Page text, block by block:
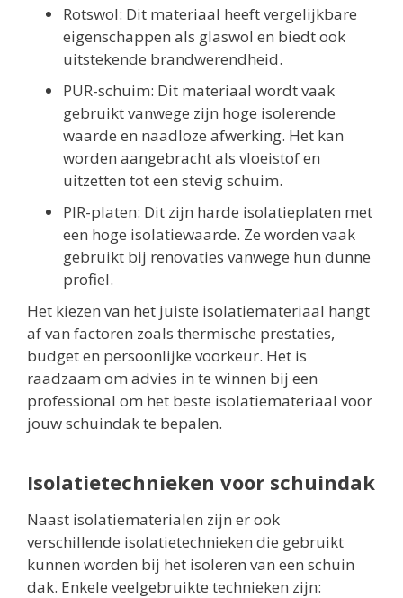
Rotswol: Dit materiaal heeft vergelijkbare
eigenschappen als glaswol en biedt ook
uitstekende brandwerendheid.
PUR-schuim: Dit materiaal wordt vaak
gebruikt vanwege zijn hoge isolerende
waarde en naadloze afwerking. Het kan
worden aangebracht als vloeistof en
uitzetten tot een stevig schuim.
PIR-platen: Dit zijn harde isolatieplaten met
een hoge isolatiewaarde. Ze worden vaak
gebruikt bij renovaties vanwege hun dunne
profiel.
Het kiezen van het juiste isolatiemateriaal hangt
af van factoren zoals thermische prestaties,
budget en persoonlijke voorkeur. Het is
raadzaam om advies in te winnen bij een
professional om het beste isolatiemateriaal voor
jouw schuindak te bepalen.
Isolatietechnieken voor schuindak
Naast isolatiematerialen zijn er ook
verschillende isolatietechnieken die gebruikt
kunnen worden bij het isoleren van een schuin
dak. Enkele veelgebruikte technieken zijn: